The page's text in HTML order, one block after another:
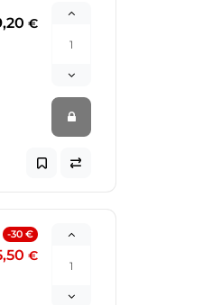
€
-30 €
€